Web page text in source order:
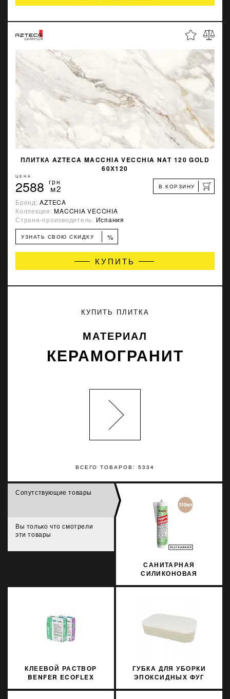
ПЛИТКА AZTECA MACCHIA VECCHIA NAT 120 GOLD
60Х120
ЦЕНА
2588 грн
м2 В КОРЗИНУ
Бренд:AZTECA
Коллекция:MACCHIA VECCHIA
Страна-производитель: Испания
УЗНАТЬ СВОЮ СКИДКУ %
КУПИТЬ
ВСЕГО ТОВАРОВ: 5334
КУПИТЬ ПЛИТКА
МАТЕРИАЛ
КЕРАМОГРАНИТ
Сопутствующие товары
Вы только что смотрели
эти товары
САНИТАРНАЯ
СИЛИКОНОВАЯ
КЛЕЕВОЙ РАСТВОР
BENFER ECOFLEX
ГУБКА ДЛЯ УБОРКИ
ЭПОКСИДНЫХ ФУГ